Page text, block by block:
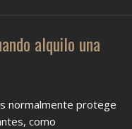
alquilo una
normalmente protege
como